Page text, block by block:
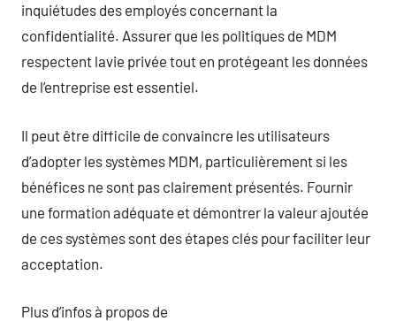
inquiétudes des employés concernant la
confidentialité. Assurer que les politiques de MDM
respectent lavie privée tout en protégeant les données
de l’entreprise est essentiel.
Il peut être difficile de convaincre les utilisateurs
d’adopter les systèmes MDM, particulièrement si les
bénéfices ne sont pas clairement présentés. Fournir
une formation adéquate et démontrer la valeur ajoutée
de ces systèmes sont des étapes clés pour faciliter leur
acceptation.
Plus d’infos à propos de